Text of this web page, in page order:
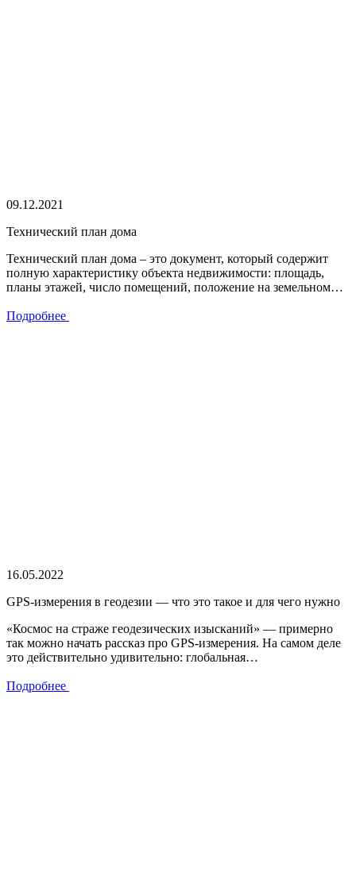
09.12.2021
Технический план дома
Технический план дома – это документ, который содержит
полную характеристику объекта недвижимости: площадь,
планы этажей, число помещений, положение на земельном…
Подробнее
16.05.2022
GPS-измерения в геодезии — что это такое и для чего нужно
«Космос на страже геодезических изысканий» — примерно
так можно начать рассказ про GPS-измерения. На самом деле
это действительно удивительно: глобальная…
Подробнее